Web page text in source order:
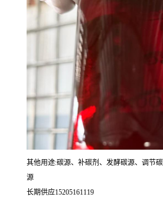
其他用途:碳源、补碳剂、发酵碳源、调节
源
长期供应15205161119